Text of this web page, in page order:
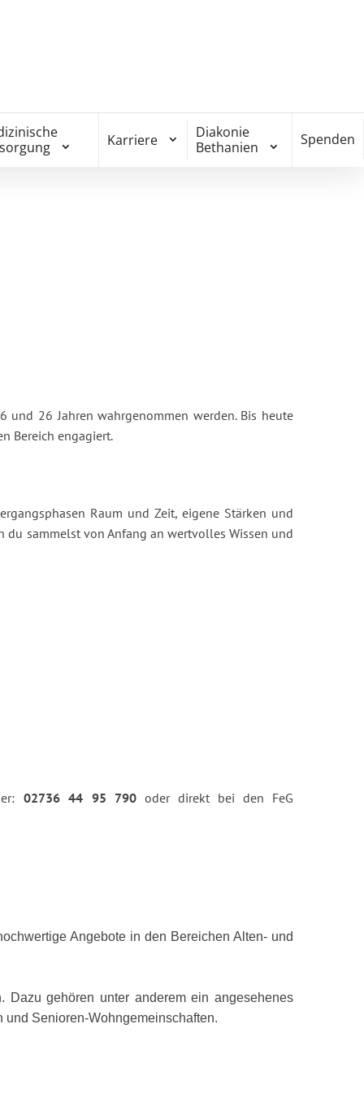
Karriere
Diakonie
Bethanien
Spenden
und 26 Jahren wahrgenommen werden. Bis heute
Bereich engagiert.
Raum und Zeit, eigene Stärken und
sammelst von Anfang an wertvolles Wissen und
02736 44 95 790 oder direkt bei den FeG
Angebote in den Bereichen Alten- und
gehören unter anderem ein angesehenes
und Senioren-Wohngemeinschaften.